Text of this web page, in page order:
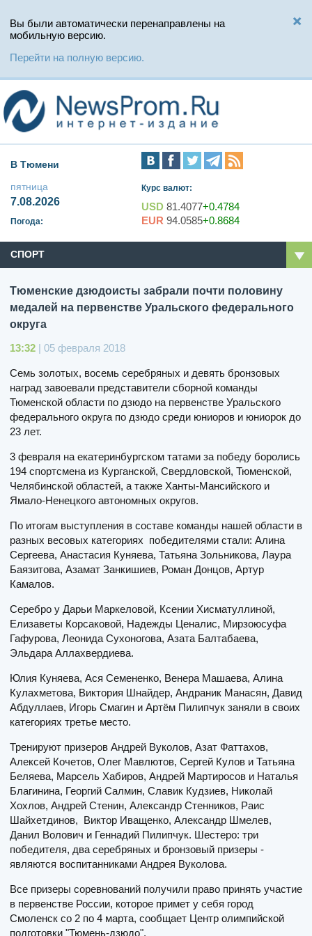
Вы были автоматически перенаправлены на
мобильную версию.
Перейти на полную версию.
В Тюмени
пятница
7.08.2026
Погода:
Курс валют:
USD 81.4077+0.4784
EUR 94.0585+0.8684
СПОРТ
Тюменские дзюдоисты забрали почти половину
медалей на первенстве Уральского федерального
округа
13:32 | 05 февраля 2018
Семь золотых, восемь серебряных и девять бронзовых
наград завоевали представители сборной команды
Тюменской области по дзюдо на первенстве Уральского
федерального округа по дзюдо среди юниоров и юниорок до
23 лет.
3 февраля на екатеринбургском татами за победу боролись
194 спортсмена из Курганской, Свердловской, Тюменской,
Челябинской областей, а также Ханты-Мансийского и
Ямало-Ненецкого автономных округов.
По итогам выступления в составе команды нашей области в
разных весовых категориях победителями стали: Алина
Сергеева, Анастасия Куняева, Татьяна Зольникова, Лаура
Баязитова, Азамат Занкишиев, Роман Донцов, Артур
Камалов.
Серебро у Дарьи Маркеловой, Ксении Хисматуллиной,
Елизаветы Корсаковой, Надежды Ценалис, Мирзоюсуфа
Гафурова, Леонида Сухоногова, Азата Балтабаева,
Эльдара Аллахвердиева.
Юлия Куняева, Ася Семененко, Венера Машаева, Алина
Кулахметова, Виктория Шнайдер, Андраник Манасян, Давид
Абдуллаев, Игорь Смагин и Артём Пилипчук заняли в своих
категориях третье место.
Тренируют призеров Андрей Вуколов, Азат Фаттахов,
Алексей Кочетов, Олег Мавлютов, Сергей Кулов и Татьяна
Беляева, Марсель Хабиров, Андрей Мартиросов и Наталья
Благинина, Георгий Салмин, Славик Кудзиев, Николай
Хохлов, Андрей Стенин, Александр Стенников, Раис
Шайхетдинов, Виктор Иващенко, Александр Шмелев,
Данил Волович и Геннадий Пилипчук. Шестеро: три
победителя, два серебряных и бронзовый призеры -
являются воспитанниками Андрея Вуколова.
Все призеры соревнований получили право принять участие
в первенстве России, которое примет у себя город
Смоленск со 2 по 4 марта, сообщает Центр олимпийской
подготовки "Тюмень-дзюдо".